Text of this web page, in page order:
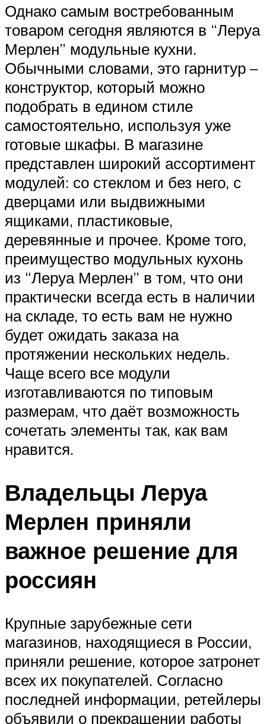
Однако самым востребованным
товаром сегодня являются в “Леруа
Мерлен” модульные кухни.
Обычными словами, это гарнитур –
конструктор, который можно
подобрать в едином стиле
самостоятельно, используя уже
готовые шкафы. В магазине
представлен широкий ассортимент
модулей: со стеклом и без него, с
дверцами или выдвижными
ящиками, пластиковые,
деревянные и прочее. Кроме того,
преимущество модульных кухонь
из “Леруа Мерлен” в том, что они
практически всегда есть в наличии
на складе, то есть вам не нужно
будет ожидать заказа на
протяжении нескольких недель.
Чаще всего все модули
изготавливаются по типовым
размерам, что даёт возможность
сочетать элементы так, как вам
нравится.
Владельцы Леруа
Мерлен приняли
важное решение для
россиян
Крупные зарубежные сети
магазинов, находящиеся в России,
приняли решение, которое затронет
всех их покупателей. Согласно
последней информации, ретейлеры
объявили о прекращении работы